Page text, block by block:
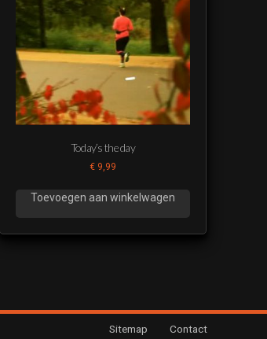
Today’s the day
€9,99
Toevoegen aan winkelwagen
Sitemap Contact